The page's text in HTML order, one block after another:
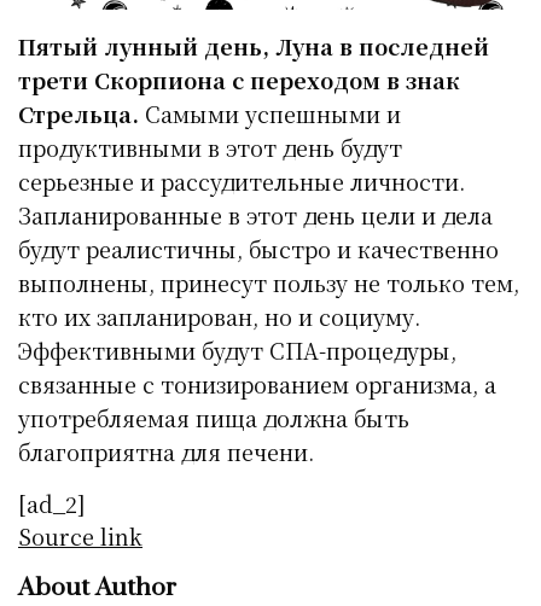
Пятый лунный день, Луна в последней
трети Скорпиона с переходом в знак
Стрельца. Самыми успешными и
продуктивными в этот день будут
серьезные и рассудительные личности.
Запланированные в этот день цели и дела
будут реалистичны, быстро и качественно
выполнены, принесут пользу не только тем,
кто их запланирован, но и социуму.
Эффективными будут СПА-процедуры,
связанные с тонизированием организма, а
употребляемая пища должна быть
благоприятна для печени.
[ad_2]
Source link
About Author